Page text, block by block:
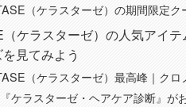
（ケラスターゼ）の期間限定
ケラスターゼ）の人気アイ
見てみよう
（ケラスターゼ）最高峰｜クロ
ケラスターゼ・ヘアケア診断』が